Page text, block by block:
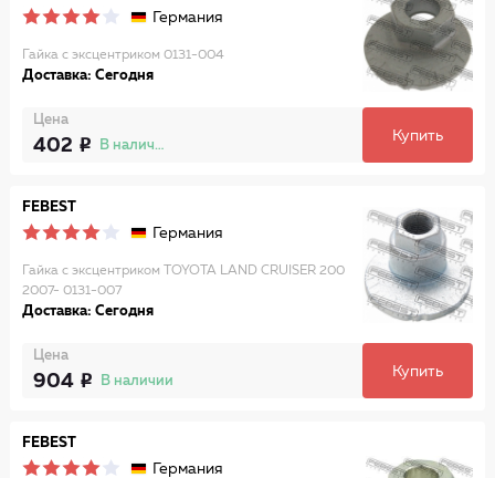
Германия
Гайка с эксцентриком 0131-004
Доставка: Сегодня
Цена
402 В наличии
Купить
FEBEST
Германия
Гайка с эксцентриком TOYOTA LAND CRUISER 200
2007- 0131-007
Доставка: Сегодня
Цена
904 В наличии
Купить
FEBEST
Германия